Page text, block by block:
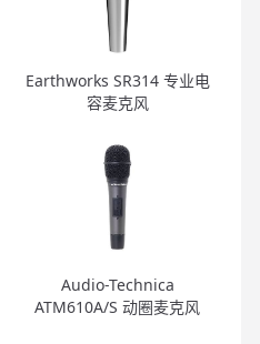
Earthworks SR314 专业电
容麦克风
Audio-Technica
ATM610A/S 动圈麦克风